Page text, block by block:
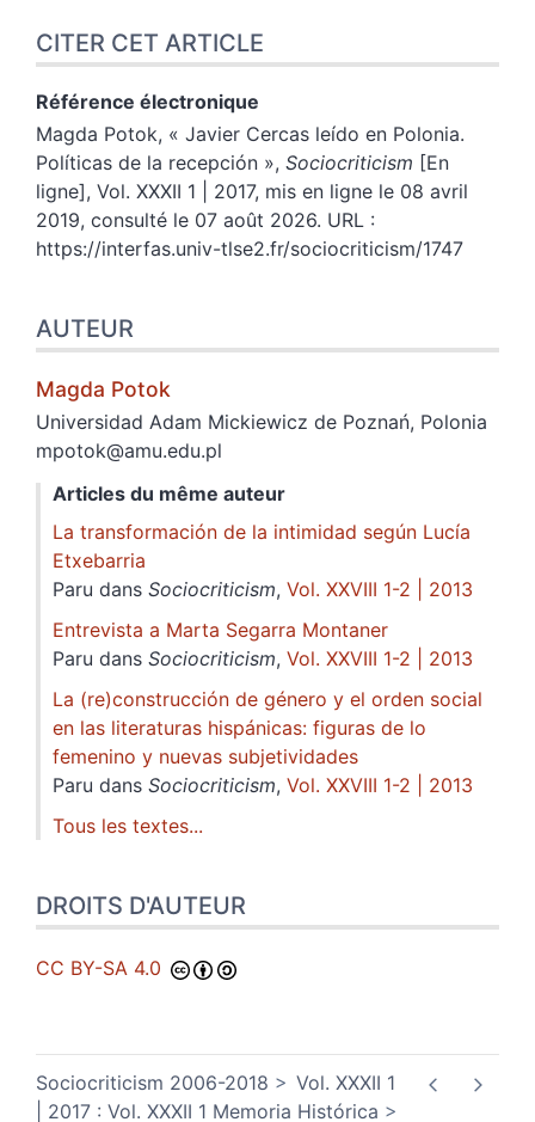
CITER CET ARTICLE
Référence électronique
Magda Potok, « Javier Cercas leído en Polonia.
Políticas de la recepción », Sociocriticism [En
ligne], Vol. XXXII 1 | 2017, mis en ligne le 08 avril
2019, consulté le 07 août 2026. URL :
https://interfas.univ-tlse2.fr/sociocriticism/1747
AUTEUR
Magda Potok
Universidad Adam Mickiewicz de Poznań, Polonia
mpotok@amu.edu.pl
Articles du même auteur
La transformación de la intimidad según Lucía
Etxebarria
Paru dans Sociocriticism, Vol. XXVIII 1-2 | 2013
Entrevista a Marta Segarra Montaner
Paru dans Sociocriticism, Vol. XXVIII 1-2 | 2013
La (re)construcción de género y el orden social
en las literaturas hispánicas: figuras de lo
femenino y nuevas subjetividades
Paru dans Sociocriticism, Vol. XXVIII 1-2 | 2013
Tous les textes...
DROITS D'AUTEUR
CC BY-SA 4.0
Sociocriticism 2006-2018
Vol. XXXII 1
| 2017 : Vol. XXXII 1 Memoria Histórica